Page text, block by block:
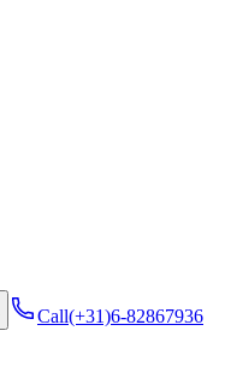
Call(+31)6-82867936